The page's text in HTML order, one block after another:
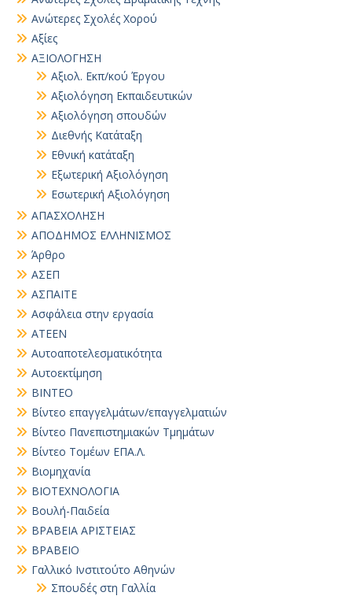
Ανώτερες Σχολές Χορού
Αξίες
ΑΞΙΟΛΟΓΗΣΗ
Αξιολ. Εκπ/κού Έργου
Αξιολόγηση Εκπαιδευτικών
Αξιολόγηση σπουδών
Διεθνής Κατάταξη
Εθνική κατάταξη
Εξωτερική Αξιολόγηση
Εσωτερική Αξιολόγηση
ΑΠΑΣΧΟΛΗΣΗ
ΑΠΟΔΗΜΟΣ ΕΛΛΗΝΙΣΜΟΣ
Άρθρο
ΑΣΕΠ
ΑΣΠΑΙΤΕ
Ασφάλεια στην εργασία
ΑΤΕΕΝ
Αυτοαποτελεσματικότητα
Αυτοεκτίμηση
ΒΙΝΤΕΟ
Βίντεο επαγγελμάτων/επαγγελματιών
Βίντεο Πανεπιστημιακών Τμημάτων
Βίντεο Τομέων ΕΠΑ.Λ.
Βιομηχανία
ΒΙΟΤΕΧΝΟΛΟΓΙΑ
Βουλή-Παιδεία
ΒΡΑΒΕΙΑ ΑΡΙΣΤΕΙΑΣ
ΒΡΑΒΕΙΟ
Γαλλικό Ινστιτούτο Αθηνών
Σπουδές στη Γαλλία